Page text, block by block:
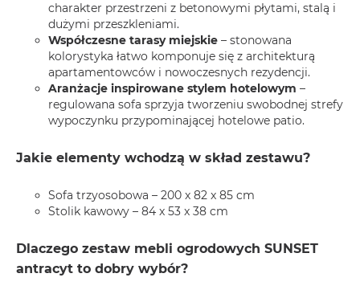
charakter przestrzeni z betonowymi płytami, stalą i
dużymi przeszkleniami.
Współczesne tarasy miejskie – stonowana
kolorystyka łatwo komponuje się z architekturą
apartamentowców i nowoczesnych rezydencji.
Aranżacje inspirowane stylem hotelowym –
regulowana sofa sprzyja tworzeniu swobodnej strefy
wypoczynku przypominającej hotelowe patio.
Jakie elementy wchodzą w skład zestawu?
Sofa trzyosobowa – 200 x 82 x 85 cm
Stolik kawowy – 84 x 53 x 38 cm
Dlaczego zestaw mebli ogrodowych SUNSET
antracyt to dobry wybór?